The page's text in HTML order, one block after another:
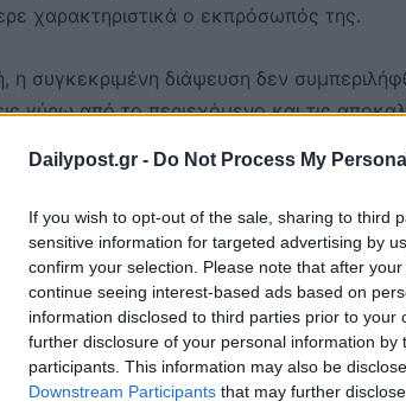
Dailypost.gr - Do Not Process My
If you wish to opt-out of the sale, sharing to third
sensitive information for targeted advertising by
confirm your selection. Please note that after
continue seeing interest-based ads based on
information disclosed to third parties prior to
further disclosure of your personal information by
participants. This information may also be
Downstream Participants that may further
χαρακτηριστικά ο εκπρόσωπός της.
συγκεκριμένη διάψευση δεν
γύρω από το περιεχόμενο και τις